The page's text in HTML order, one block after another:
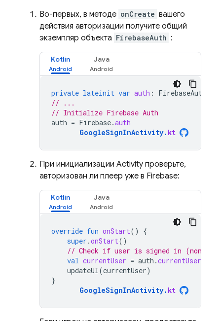
Во-первых, в методе onCreate вашего
действия авторизации получите общий
экземпляр объекта FirebaseAuth :
Kotlin Java
private lateinit var auth :
FirebaseAuth
// ...
// Initialize Firebase Auth
auth = Firebase.auth
GoogleSignInActivity. kt
При инициализации Activity проверьте,
авторизован ли плеер уже в Firebase:
Kotlin Java
override fun onStart()
{
super .onStart()
// Check if user is signed in (non-
val currentUser = auth .currentUser
updateUI(currentUser)
}
GoogleSignInActivity. kt